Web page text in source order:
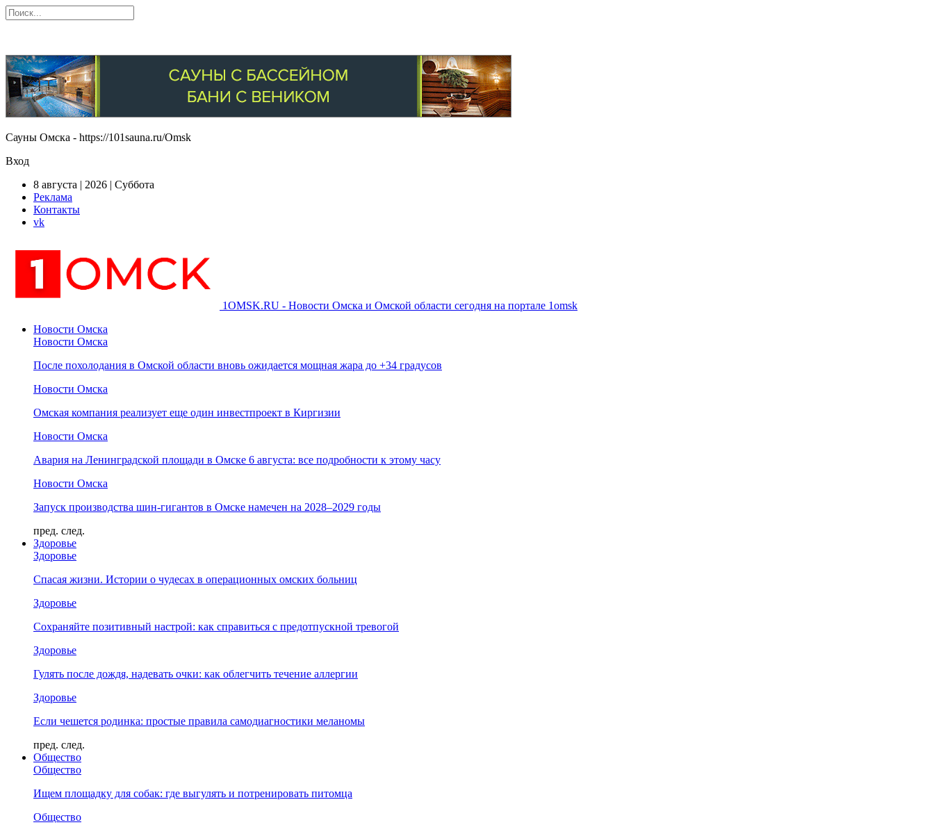
Сауны Омска - https://101sauna.ru/Omsk
Вход
8 августа | 2026 | Суббота
Реклама
Контакты
vk
1OMSK.RU - Новости Омска и Омской области сегодня на портале 1omsk
Новости Омска
Новости Омска
После похолодания в Омской области вновь ожидается мощная жара до +34 градусов
Новости Омска
Омская компания реализует еще один инвестпроект в Киргизии
Новости Омска
Авария на Ленинградской площади в Омске 6 августа: все подробности к этому часу
Новости Омска
Запуск производства шин-гигантов в Омске намечен на 2028–2029 годы
пред. след.
Здоровье
Здоровье
Спасая жизни. Истории о чудесах в операционных омских больниц
Здоровье
Сохраняйте позитивный настрой: как справиться с предотпускной тревогой
Здоровье
Гулять после дождя, надевать очки: как облегчить течение аллергии
Здоровье
Если чешется родинка: простые правила самодиагностики меланомы
пред. след.
Общество
Общество
Ищем площадку для собак: где выгулять и потренировать питомца
Общество